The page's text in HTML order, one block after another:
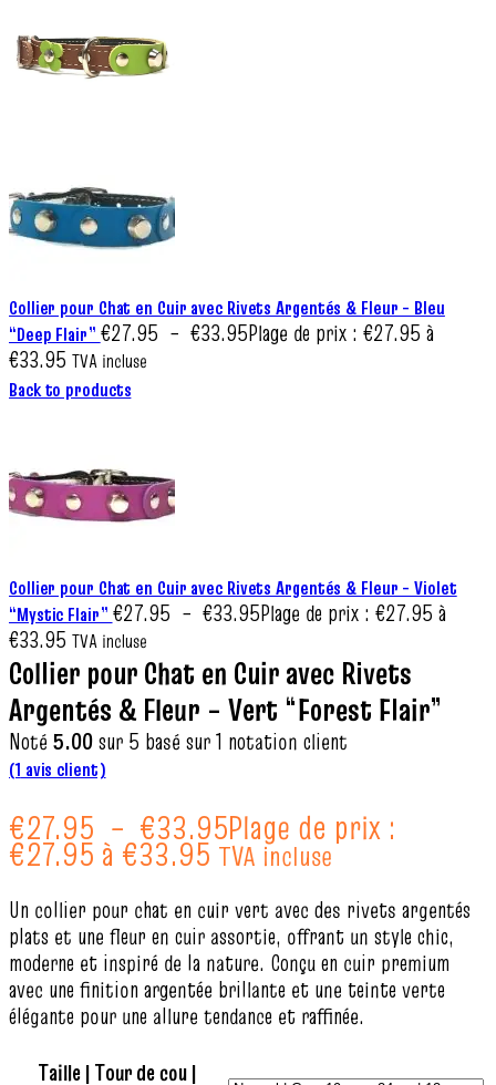
Collier pour Chat en Cuir avec Rivets Argentés & Fleur – Bleu
“Deep Flair” €27.95 – €33.95Plage de prix : €27.95 à
€33.95 TVA incluse
Back to products
Collier pour Chat en Cuir avec Rivets Argentés & Fleur – Violet
“Mystic Flair” €27.95 – €33.95Plage de prix : €27.95 à
€33.95 TVA incluse
Collier pour Chat en Cuir avec Rivets
Argentés & Fleur – Vert “Forest Flair”
Noté 5.00sur 5 basé sur1 notation client
(1 avis client)
€27.95 – €33.95Plage de prix :
€27.95 à €33.95 TVA incluse
Un collier pour chat en cuir vert avec des rivets argentés
plats et une fleur en cuir assortie, offrant un style chic,
moderne et inspiré de la nature. Conçu en cuir premium
avec une finition argentée brillante et une teinte verte
élégante pour une allure tendance et raffinée.
Taille | Tour de cou |